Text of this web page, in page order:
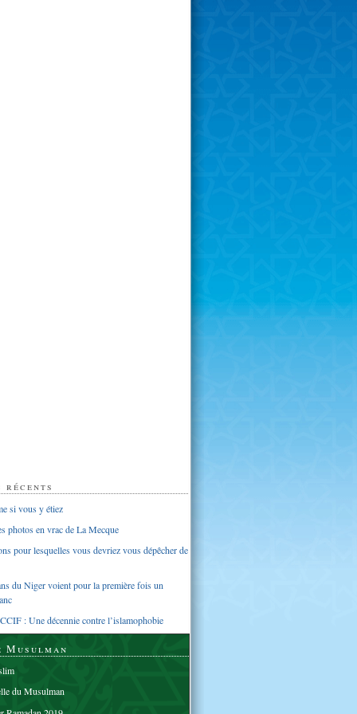
si vous y étiez
photos en vrac de La Mecque
pour lesquelles vous devriez vous dépêcher de
du Niger voient pour la première fois un
: Une décennie contre l’islamophobie
Musulman
du Musulman